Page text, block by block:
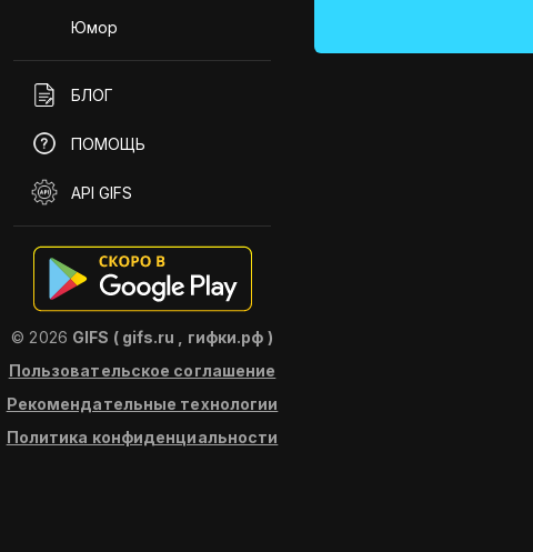
Юмор
БЛОГ
ПОМОЩЬ
API GIFS
© 2026 GIFS ( gifs.ru , гифки.рф )
Пользовательское соглашение
Рекомендательные технологии
Политика конфиденциальности